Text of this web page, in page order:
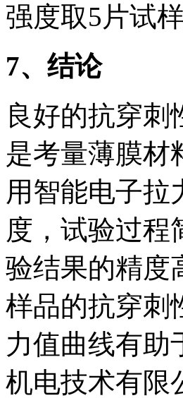
强度取5片试
7、结论
良好的抗穿刺
是考量薄膜材
用智能电子拉
度，试验过程
验结果的精度
样品的抗穿刺
力值曲线有助
机电技术有限